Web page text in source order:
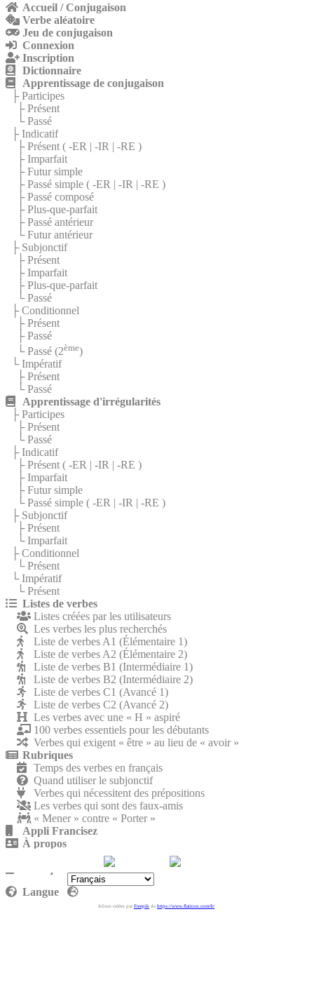
Accueil / Conjugaison
Verbe aléatoire
Jeu de conjugaison
Connexion
Inscription
Dictionnaire
Apprentissage de conjugaison
├ Participes
├ Présent
└ Passé
├ Indicatif
├ Présent ( -ER | -IR | -RE )
├ Imparfait
├ Futur simple
├ Passé simple ( -ER | -IR | -RE )
├ Passé composé
├ Plus-que-parfait
├ Passé antérieur
└ Futur antérieur
├ Subjonctif
├ Présent
├ Imparfait
├ Plus-que-parfait
└ Passé
├ Conditionnel
├ Présent
├ Passé
└ Passé (2ème)
└ Impératif
├ Présent
└ Passé
Apprentissage d'irrégularités
├ Participes
├ Présent
└ Passé
├ Indicatif
├ Présent ( -ER | -IR | -RE )
├ Imparfait
├ Futur simple
└ Passé simple ( -ER | -IR | -RE )
├ Subjonctif
├ Présent
└ Imparfait
├ Conditionnel
└ Présent
└ Impératif
└ Présent
Listes de verbes
Listes créées par les utilisateurs
Les verbes les plus recherchés
Liste de verbes A1 (Élémentaire 1)
Liste de verbes A2 (Élémentaire 2)
Liste de verbes B1 (Intermédiaire 1)
Liste de verbes B2 (Intermédiaire 2)
Liste de verbes C1 (Avancé 1)
Liste de verbes C2 (Avancé 2)
Les verbes avec une « H » aspiré
100 verbes essentiels pour les débutants
Verbes qui exigent « être » au lieu de « avoir »
Rubriques
Temps des verbes en français
Quand utiliser le subjonctif
Verbes qui nécessitent des prépositions
Les verbes qui sont des faux-amis
« Mener » contre « Porter »
Appli Francisez
À propos
Politique de confidentialité
Langue
Icônes créées par Freepik de https://www.flaticon.com/fr/.